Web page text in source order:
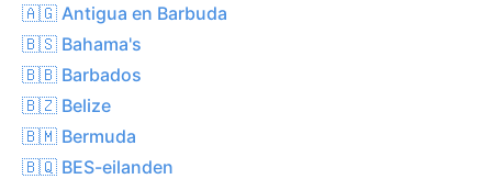
🇦🇬 Antigua en Barbuda
🇧🇸 Bahama's
🇧🇧 Barbados
🇧🇿 Belize
🇧🇲 Bermuda
🇧🇶 BES-eilanden